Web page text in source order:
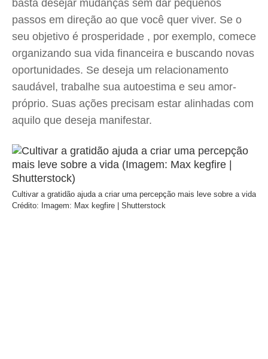
basta desejar mudanças sem dar pequenos
passos em direção ao que você quer viver. Se o
seu objetivo é prosperidade , por exemplo, comece
organizando sua vida financeira e buscando novas
oportunidades. Se deseja um relacionamento
saudável, trabalhe sua autoestima e seu amor-
próprio. Suas ações precisam estar alinhadas com
aquilo que deseja manifestar.
Cultivar a gratidão ajuda a criar uma percepção mais leve sobre a vida
Crédito: Imagem: Max kegfire | Shutterstock